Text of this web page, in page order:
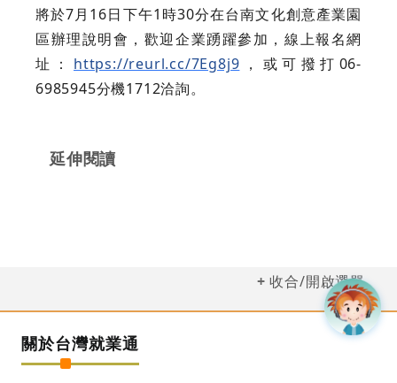
將於7月16日下午1時30分在台南文化創意產業園
區辦理說明會，歡迎企業踴躍參加，線上報名網
址： https://reurl.cc/7Eg8j9 ，或可撥打06-
6985945分機1712洽詢。
延伸閱讀
收合/開啟選單
關於台灣就業通